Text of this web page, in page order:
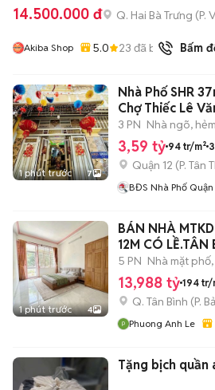
14.500.000 đ Q. Hai Bà Trưng (P.
Akiba Shop 5.0 23 đã bán Bấm
1 phút trước 7
Nhà Phố SHR
Chợ Thiếc Lê
3 PN Nhà ngõ, hẻm
3,59 tỷ 94 tr/m²
Quận 12 (P. Tân
BĐS Nhà Phố Quận
1 phút trước 4
BÁN NHÀ
12M CÓ
BTCT.
5 PN Nhà mặt
13,988 tỷ 194 tr/
Q. Tân Bình (P.
Phuong Anh Le
Tặng bịch quần